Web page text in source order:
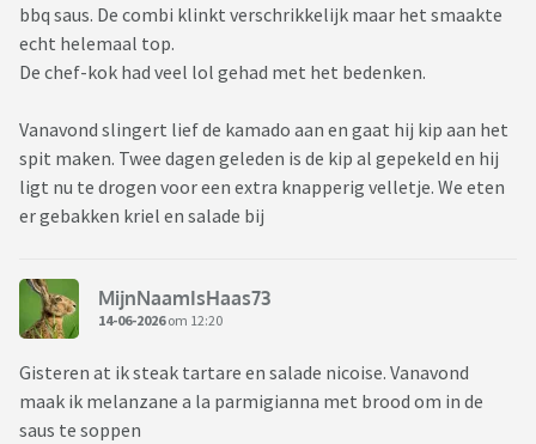
bbq saus. De combi klinkt verschrikkelijk maar het smaakte
echt helemaal top.
De chef-kok had veel lol gehad met het bedenken.
Vanavond slingert lief de kamado aan en gaat hij kip aan het
spit maken. Twee dagen geleden is de kip al gepekeld en hij
ligt nu te drogen voor een extra knapperig velletje. We eten
er gebakken kriel en salade bij
MijnNaamIsHaas73
14-06-2026om 12:20
Gisteren at ik steak tartare en salade nicoise. Vanavond
maak ik melanzane a la parmigianna met brood om in de
saus te soppen